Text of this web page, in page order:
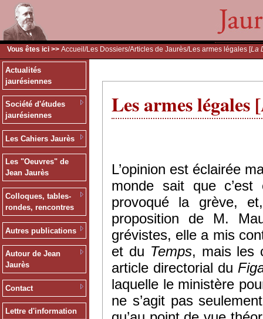
Vous êtes ici >> Accueil /Les Dossiers/Articles de Jaurès/Les armes légales [La
Actualités
jaurésiennes
Société d'études
jaurésiennes
Les Cahiers Jaurès
Les "Oeuvres" de
Jean Jaurès
Colloques, tables-
rondes, rencontres
Autres publications
Autour de Jean
Jaurès
Contact
Lettre d'information
Les armes légales [
L’opinion est éclairée
monde sait que
provoqué la grève,
proposition de M.
grévistes, elle a mis
et du Temps, mais les
article directorial du
laquelle le ministère
ne s’agit pas